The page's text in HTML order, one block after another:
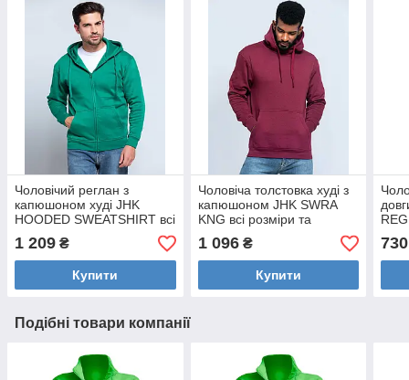
Чоловічий реглан з
капюшоном худі JHK
HOODED SWEATSHIRT всі
розміри та кольори
1 209 ₴
Купити
Чоловіча толстовка худі з
капюшоном JHK SWRA
KNG всі розміри та
кольори
1 096₴
Купити
730
Подібні товари компанії